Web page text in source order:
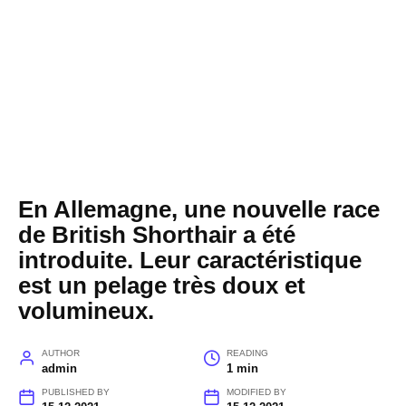
En Allemagne, une nouvelle race
de British Shorthair a été
introduite. Leur caractéristique
est un pelage très doux et
volumineux.
AUTHOR
admin
READING
1 min
PUBLISHED BY MODIFIED BY